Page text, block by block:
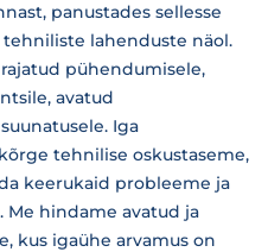
panustades sellesse
lahenduste näol.
pühendumisele,
avatud
Iga
tehnilise oskustaseme,
keerukaid probleeme ja
Me hindame avatud ja
kus igaühe arvamus on